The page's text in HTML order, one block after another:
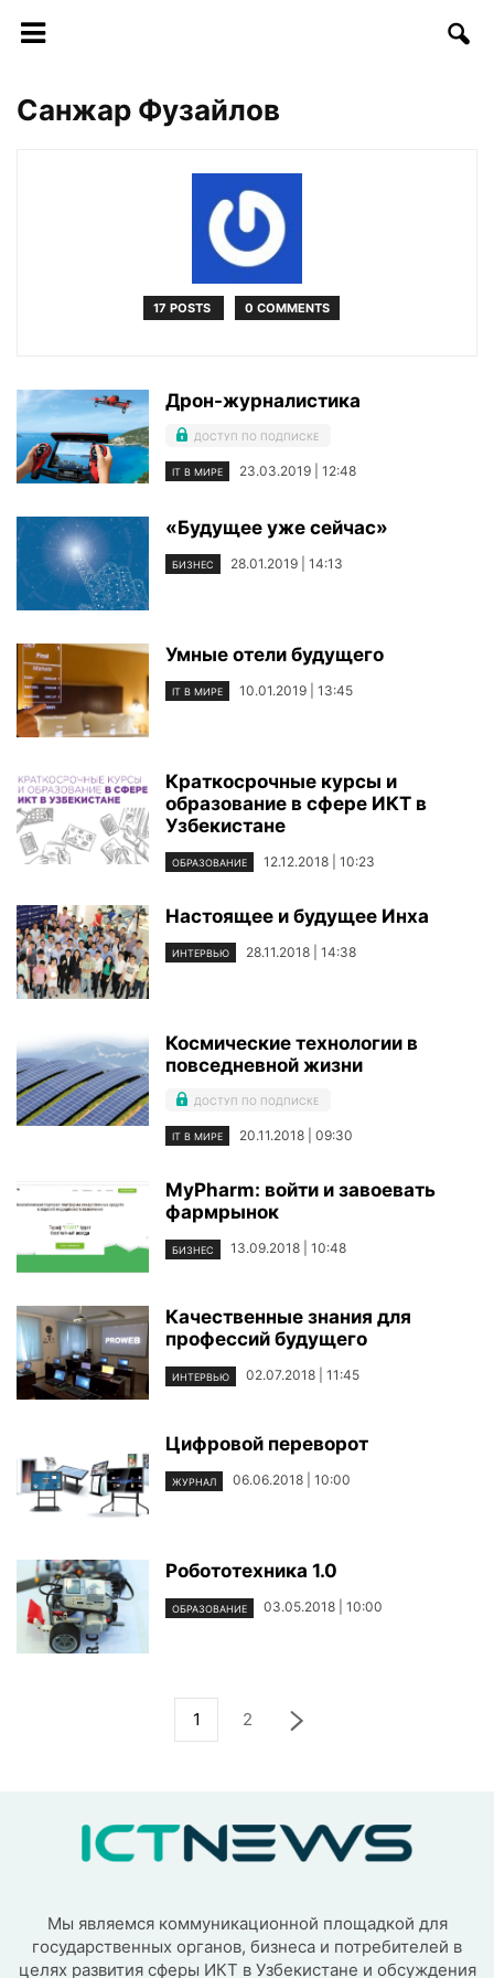
Санжар Фузайлов
17 POSTS 0 COMMENTS
Дрон-журналистика
ДОСТУП ПО ПОДПИСКЕ
IT В МИРЕ 23.03.2019 | 12:48
«Будущее уже сейчас»
БИЗНЕС 28.01.2019 | 14:13
Умные отели будущего
IT В МИРЕ 10.01.2019 | 13:45
Краткосрочные курсы и
образование в сфере ИКТ в
Узбекистане
ОБРАЗОВАНИЕ 12.12.2018 | 10:23
Настоящее и будущее Инха
ИНТЕРВЬЮ 28.11.2018 | 14:38
Космические технологии в
повседневной жизни
ДОСТУП ПО ПОДПИСКЕ
IT В МИРЕ 20.11.2018 | 09:30
MyPharm: войти и завоевать
фармрынок
БИЗНЕС 13.09.2018 | 10:48
Качественные знания для
профессий будущего
ИНТЕРВЬЮ 02.07.2018 | 11:45
Цифровой переворот
ЖУРНАЛ 06.06.2018 | 10:00
Робототехника 1.0
ОБРАЗОВАНИЕ 03.05.2018 | 10:00
1 2
Мы являемся коммуникационной площадкой для
государственных органов, бизнеса и потребителей в
целях развития сферы ИКТ в Узбекистане и обсуждения